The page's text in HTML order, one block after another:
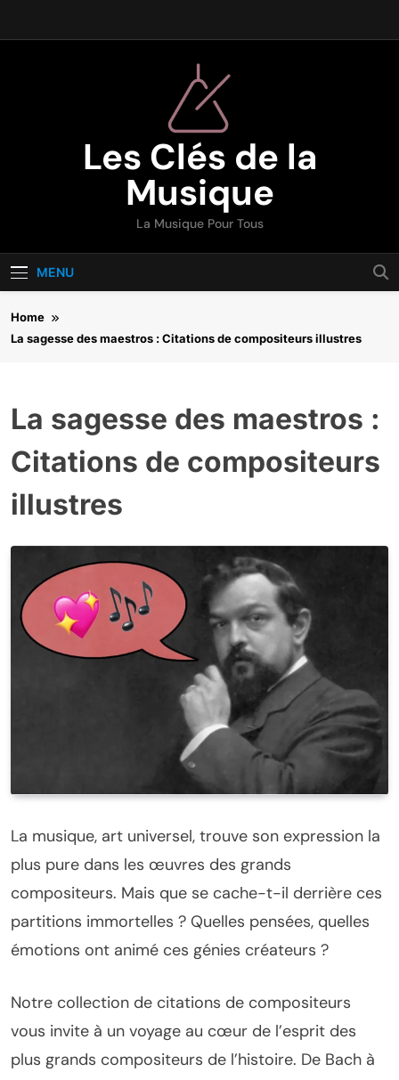
Les Clés de la
Musique
La Musique Pour Tous
MENU
Home
La sagesse des maestros : Citations de compositeurs illustres
La sagesse des maestros :
Citations de compositeurs
illustres
La musique, art universel, trouve son expression la
plus pure dans les œuvres des grands
compositeurs. Mais que se cache-t-il derrière ces
partitions immortelles ? Quelles pensées, quelles
émotions ont animé ces génies créateurs ?
Notre collection de citations de compositeurs
vous invite à un voyage au cœur de l’esprit des
plus grands compositeurs de l’histoire. De Bach à